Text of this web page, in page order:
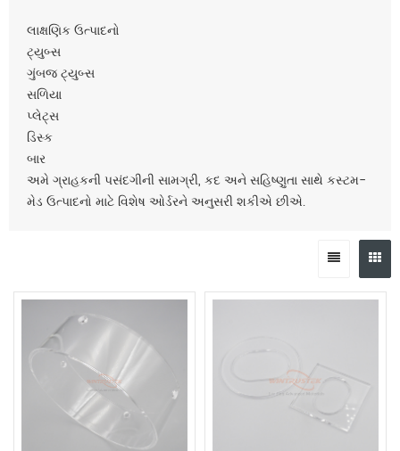
લાક્ષણિક ઉત્પાદનો
ટ્યુબ્સ
ગુંબજ ટ્યુબ્સ
સળિયા
પ્લેટ્સ
ડિસ્ક
બાર
અમે ગ્રાહકની પસંદગીની સામગ્રી, કદ અને સહિષ્ણુતા સાથે કસ્ટમ-
મેડ ઉત્પાદનો માટે વિશેષ ઓર્ડરને અનુસરી શકીએ છીએ.